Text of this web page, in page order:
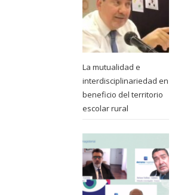
La mutualidad e
interdisciplinariedad en
beneficio del territorio
escolar rural